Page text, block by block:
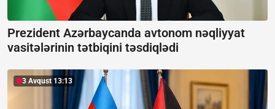
Prezident Azərbaycanda avtonom nəqliyyat
vasitələrinin tətbiqini təsdiqlədi
3 Avqust 13:13